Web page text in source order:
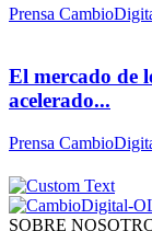
Prensa
El mercado de
acelerado...
Prensa
SOBRE